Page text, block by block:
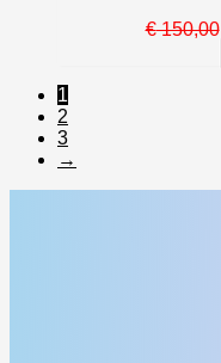
€150,00
1
2
3
→